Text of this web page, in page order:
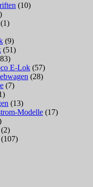
(10)
(1)
(9)
(51)
E-Lok (57)
(28)
(7)
(13)
Modelle (17)
(2)
(107)